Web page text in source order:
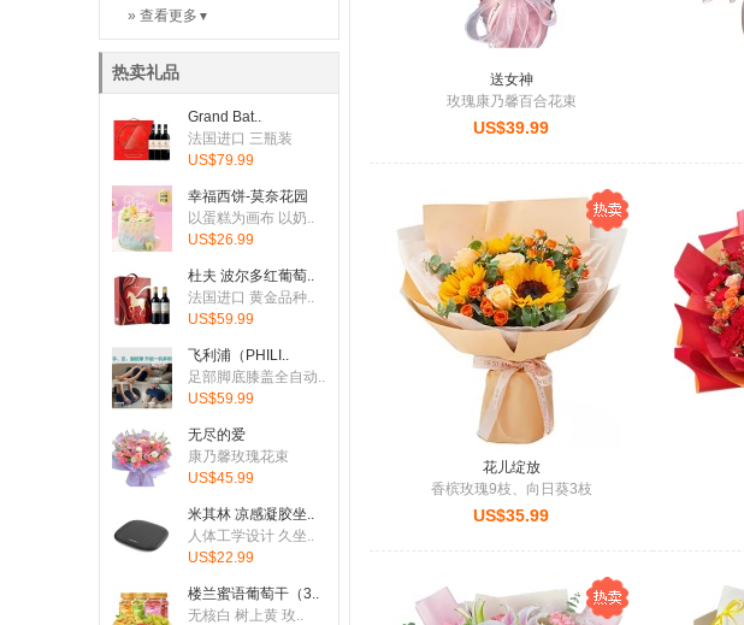
送女神
玫瑰康乃馨百合花束
US$39.99
花儿绽放
香槟玫瑰9枝、向日葵3枝
US$35.99
» 查看更多 ▼
热卖礼品
Grand Bat..
法国进口 三瓶装
US$79.99
幸福西饼-莫奈花园
以蛋糕为画布 以奶..
US$26.99
杜夫 波尔多红葡萄..
法国进口 黄金品种..
US$59.99
飞利浦（PHILI..
足部脚底膝盖全自动..
US$59.99
无尽的爱
康乃馨玫瑰花束
US$45.99
米其林 凉感凝胶坐..
人体工学设计 久坐..
US$22.99
楼兰蜜语葡萄干（3..
无核白 树上黄 玫..